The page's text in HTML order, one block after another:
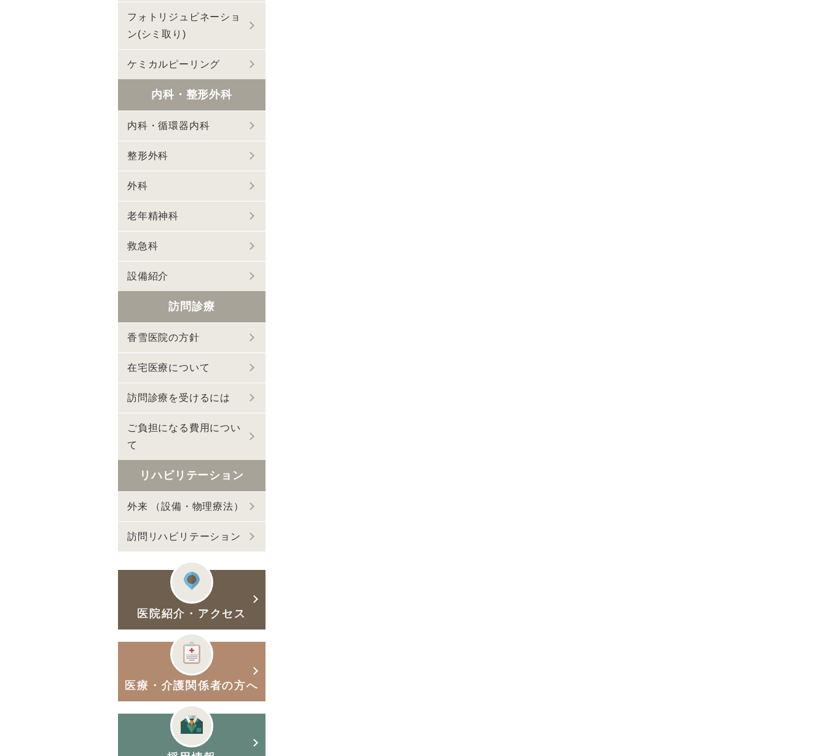
フォトリジュビネーショ
ン(シミ取り)
ケミカルピーリング
内科・整形外科
内科・循環器内科
整形外科
外科
老年精神科
救急科
設備紹介
訪問診療
香雪医院の方針
在宅医療について
訪問診療を受けるには
ご負担になる費用につい
て
リハビリテーション
外来 （設備・物理療法）
訪問リハビリテーション
医院紹介・アクセス
医療・介護関係者の方へ